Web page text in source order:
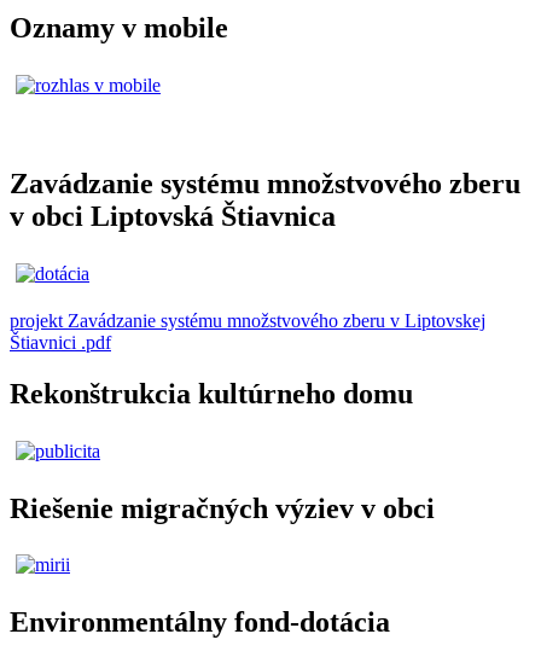
Oznamy v mobile
Zavádzanie systému množstvového zberu
v obci Liptovská Štiavnica
projekt Zavádzanie systému množstvového zberu v Liptovskej
Štiavnici .pdf
Rekonštrukcia kultúrneho domu
Riešenie migračných výziev v obci
Environmentálny fond-dotácia